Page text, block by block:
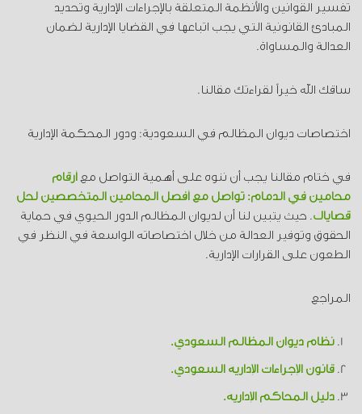
تفسير القوانين والأنظمة المتعلقة بالإجراءات الإدارية وتحديد
المبادئ القانونية التي يجب اتباعها في القضايا الإدارية لضمان
العدالة والمساواة.
ساقك الله خيراً لقراءتك مقالنا.
اختصاصات ديوان المظالم في السعودية: ودور المحكمة الإدارية
في ختام مقالنا يجب أن ننوه على أهمية التواصل مع أرقام
محامين في الدمام: تواصل مع أفضل المحامين المتخصصين لحل
قضاياك. حيث يتبين لنا أن لديوان المظالم الدور الحيوي في حماية
الحقوق وتوفير العدالة من خلال اختصاصاته الواسعة في النظر في
الطعون على القرارات الإدارية.
المراجع
نظام ديوان المظالم السعودي.
قانون الإجراءات الإدارية السعودي.
دليل المحاكم الإدارية.